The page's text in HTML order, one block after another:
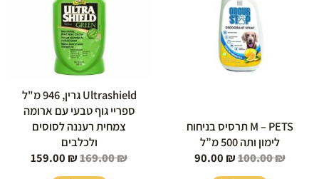
M – PETS תרסיס בניחוח
לימון ותה 500 מ”ל
100.00₪
90.00 ₪
Ultrashield גרין, 946 מ"ל
ספריי גוף טבעי עם ארומה
צמחית רעננה לסוסים
ולכלבים
169.00₪
159.00 ₪